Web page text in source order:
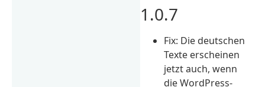
1.0.7
Fix: Die deutschen
Texte erscheinen
jetzt auch, wenn
die WordPress-